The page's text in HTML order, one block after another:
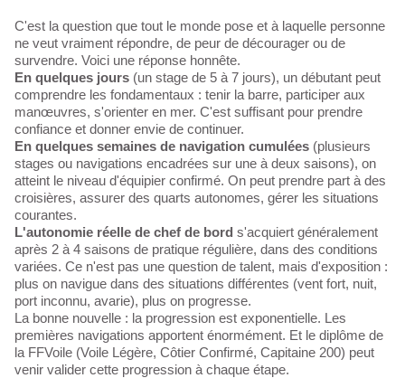
C'est la question que tout le monde pose et à laquelle personne
ne veut vraiment répondre, de peur de décourager ou de
survendre. Voici une réponse honnête.
En quelques jours (un stage de 5 à 7 jours), un débutant peut
comprendre les fondamentaux : tenir la barre, participer aux
manœuvres, s'orienter en mer. C'est suffisant pour prendre
confiance et donner envie de continuer.
En quelques semaines de navigation cumulées (plusieurs
stages ou navigations encadrées sur une à deux saisons), on
atteint le niveau d'équipier confirmé. On peut prendre part à des
croisières, assurer des quarts autonomes, gérer les situations
courantes.
L'autonomie réelle de chef de bord s'acquiert généralement
après 2 à 4 saisons de pratique régulière, dans des conditions
variées. Ce n'est pas une question de talent, mais d'exposition :
plus on navigue dans des situations différentes (vent fort, nuit,
port inconnu, avarie), plus on progresse.
La bonne nouvelle : la progression est exponentielle. Les
premières navigations apportent énormément. Et le diplôme de
la FFVoile (Voile Légère, Côtier Confirmé, Capitaine 200) peut
venir valider cette progression à chaque étape.